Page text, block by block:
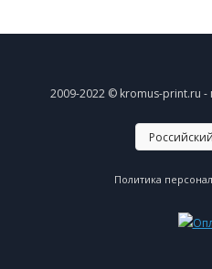
2009-2022 © kromus-print.ru -
Политика